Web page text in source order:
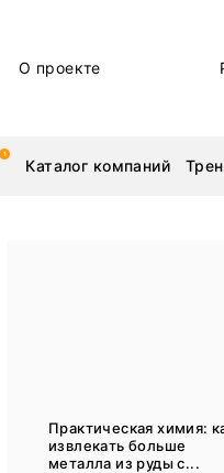
О проекте
Каталог компаний
Практическая химия:
извлекать больше
металла из руды с...